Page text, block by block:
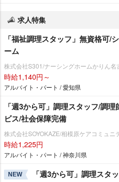
求人特集
「福祉調理スタッフ」無資格可/
ーム
株式会社S301/ナーシングホームかりん名
時給1,140円～
アルバイト・パート / 愛知県
「週3から可」調理スタッフ/調
ビス/社会保障完備
株式会社SOYOKAZE/相模原ケアコミュニ
時給1,225円
アルバイト・パート / 神奈川県
NEW
「週3から可」調理スタ